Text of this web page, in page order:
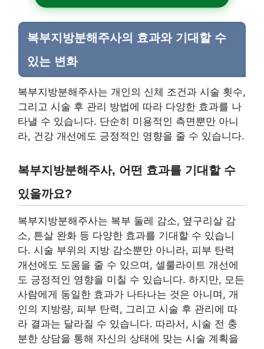
복부지방분해주사의 효과와 기대할 수
있는 변화
복부지방분해주사는 개인의 신체 조건과 시술 횟수,
그리고 시술 후 관리 방법에 따라 다양한 효과를 나
타낼 수 있습니다. 단순히 미용적인 측면뿐만 아니
라, 건강 개선에도 긍정적인 영향을 줄 수 있습니다.
복부지방분해주사, 어떤 효과를 기대할 수
있을까요?
복부지방분해주사는 복부 둘레 감소, 옆구리살 감
소, 튼살 완화 등 다양한 효과를 기대할 수 있습니
다. 시술 부위의 지방 감소뿐만 아니라, 피부 탄력
개선에도 도움을 줄 수 있으며, 셀룰라이트 개선에
도 긍정적인 영향을 미칠 수 있습니다. 하지만, 모든
사람에게 동일한 효과가 나타나는 것은 아니며, 개
인의 지방량, 피부 탄력, 그리고 시술 후 관리에 따
라 결과는 달라질 수 있습니다. 따라서, 시술 전 충
분한 상담을 통해 자신의 상태에 맞는 시술 계획을